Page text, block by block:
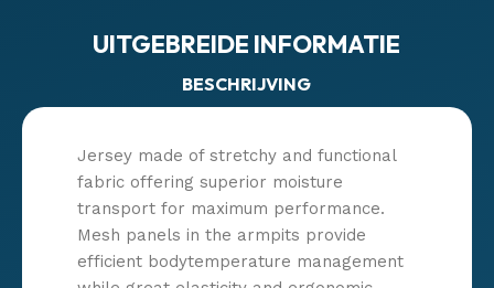
UITGEBREIDE INFORMATIE
BESCHRIJVING
Jersey made of stretchy and functional
fabric offering superior moisture
transport for maximum performance.
Mesh panels in the armpits provide
efficient bodytemperature management